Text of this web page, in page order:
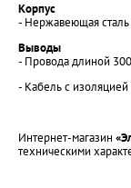
Корпус
- Нержавеющая сталь
Выводы
- Провода длиной
- Кабель с
Интернет-магазин
техническими